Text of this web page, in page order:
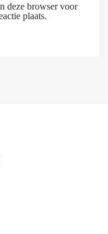
deze browser voor
plaats.